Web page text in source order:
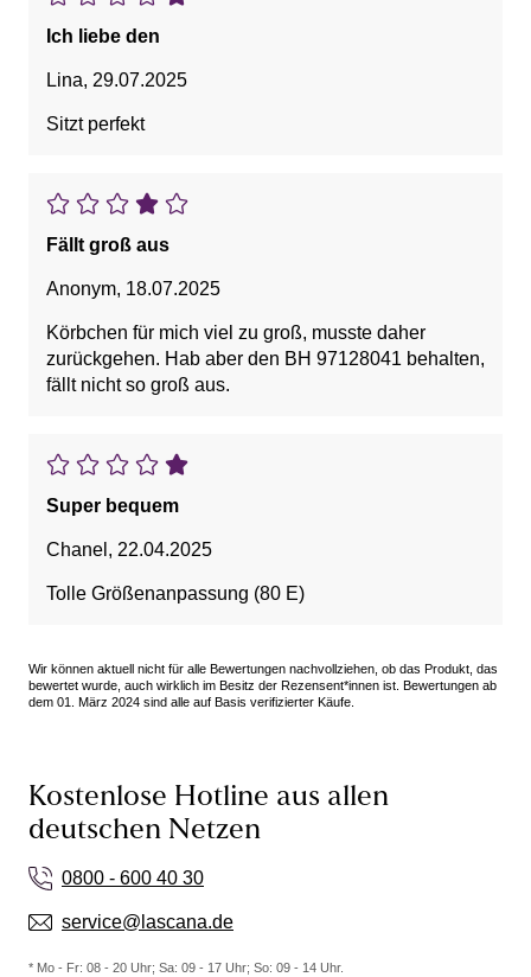
Ich liebe den
Lina, 29.07.2025
Sitzt perfekt
Fällt groß aus
Anonym, 18.07.2025
Körbchen für mich viel zu groß, musste daher
zurückgehen. Hab aber den BH 97128041 behalten,
fällt nicht so groß aus.
Super bequem
Chanel , 22.04.2025
Tolle Größenanpassung (80 E)
Wir können aktuell nicht für alle Bewertungen nachvollziehen, ob das Produkt, das
bewertet wurde, auch wirklich im Besitz der Rezensent*innen ist. Bewertungen ab
dem 01. März 2024 sind alle auf Basis verifizierter Käufe.
Kostenlose Hotline aus allen
deutschen Netzen
0800 - 600 40 30
service@lascana.de
* Mo - Fr: 08 - 20 Uhr; Sa: 09 - 17 Uhr; So: 09 - 14 Uhr.